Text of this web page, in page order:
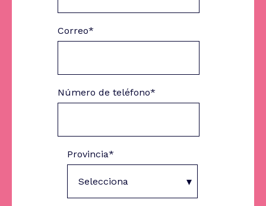
Correo*
Número de teléfono*
Provincia*